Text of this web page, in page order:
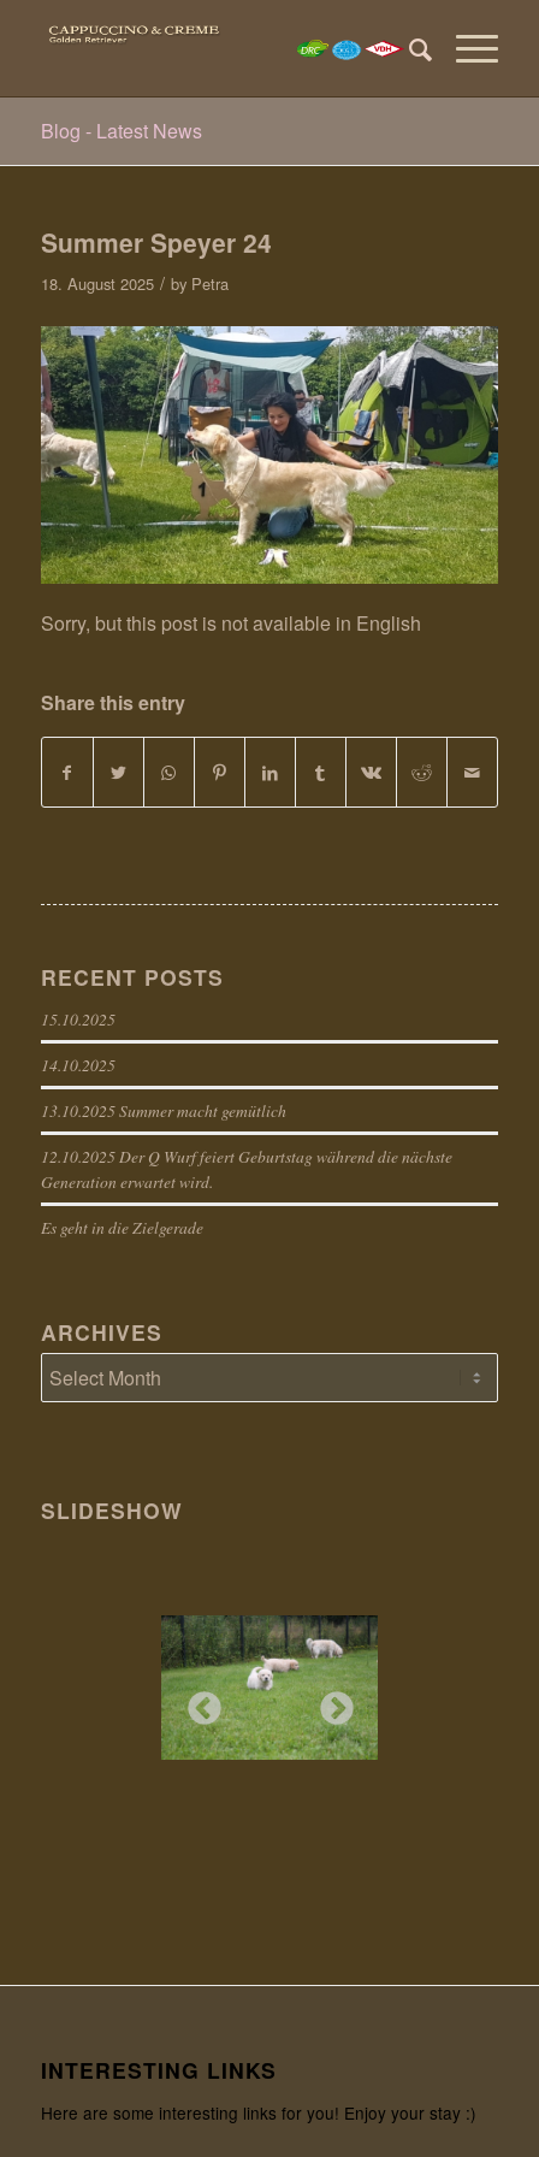
Blog - Latest News
Summer Speyer 24
18. August 2025 / by Petra
Sorry, but this post is not available in English
Share this entry
RECENT POSTS
15.10.2025
14.10.2025
13.10.2025 Summer macht gemütlich
12.10.2025 Der Q Wurf feiert Geburtstag während die nächste
Generation erwartet wird.
Es geht in die Zielgerade
ARCHIVES
SLIDESHOW
INTERESTING LINKS
Here are some interesting links for you! Enjoy your stay :)